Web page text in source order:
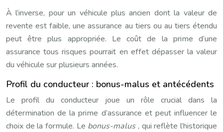
À l’inverse, pour un véhicule plus ancien dont la valeur de
revente est faible, une assurance au tiers ou au tiers étendu
peut être plus appropriée. Le coût de la prime d’une
assurance tous risques pourrait en effet dépasser la valeur
du véhicule sur plusieurs années.
Profil du conducteur : bonus-malus et antécédents
Le profil du conducteur joue un rôle crucial dans la
détermination de la prime d’assurance et peut influencer le
choix de la formule. Le bonus-malus, qui reflète l’historique